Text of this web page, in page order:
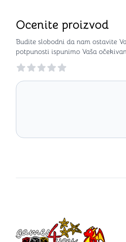
Ocenite proizvod
Budite slobodni da nam ostavite
potpunosti ispunimo Vaša
Reviews
Games4you logo